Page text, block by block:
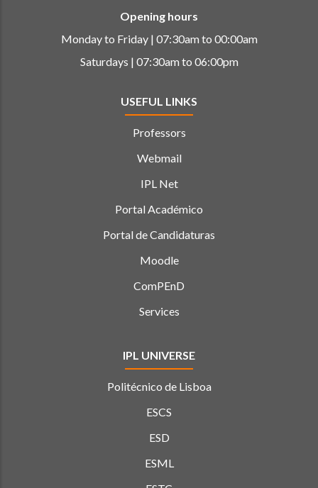
Opening hours
Monday to Friday | 07:30am to 00:00am
Saturdays | 07:30am to 06:00pm
USEFUL LINKS
Professors
Webmail
IPL Net
Portal Académico
Portal de Candidaturas
Moodle
ComPEnD
Services
IPL UNIVERSE
Politécnico de Lisboa
ESCS
ESD
ESML